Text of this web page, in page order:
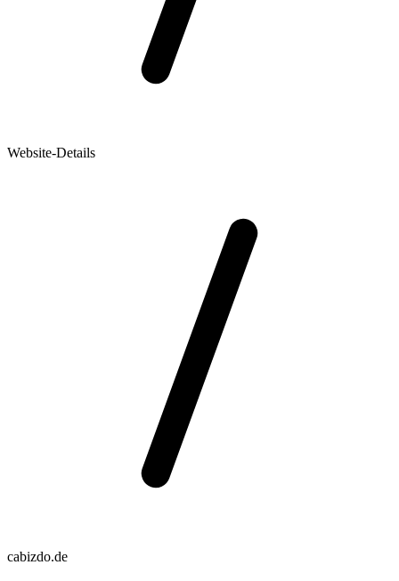
Website-Details
cabizdo.de